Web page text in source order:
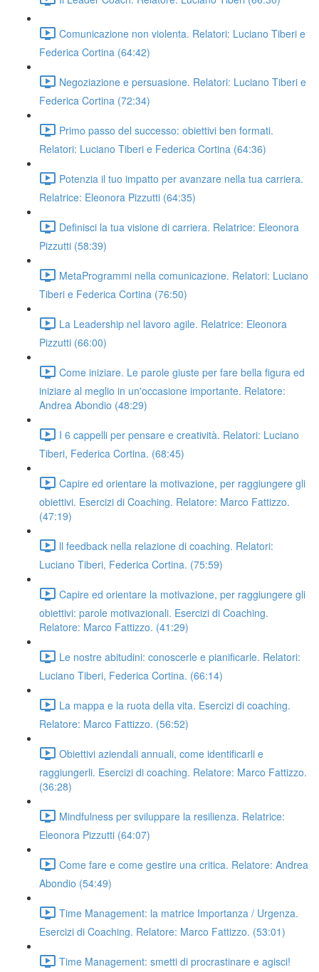
Comunicazione non violenta. Relatori: Luciano Tiberi e
Federica Cortina (64:42)
Negoziazione e persuasione. Relatori: Luciano Tiberi e
Federica Cortina (72:34)
Primo passo del successo: obiettivi ben formati.
Relatori: Luciano Tiberi e Federica Cortina (64:36)
Potenzia il tuo impatto per avanzare nella tua carriera.
Relatrice: Eleonora Pizzutti (64:35)
Definisci la tua visione di carriera. Relatrice: Eleonora
Pizzutti (58:39)
MetaProgrammi nella comunicazione. Relatori: Luciano
Tiberi e Federica Cortina (76:50)
La Leadership nel lavoro agile. Relatrice: Eleonora
Pizzutti (66:00)
Come iniziare. Le parole giuste per fare bella figura ed
iniziare al meglio in un'occasione importante. Relatore:
Andrea Abondio (48:29)
I 6 cappelli per pensare e creatività. Relatori: Luciano
Tiberi, Federica Cortina. (68:45)
Capire ed orientare la motivazione, per raggiungere gli
obiettivi. Esercizi di Coaching. Relatore: Marco Fattizzo.
(47:19)
ll feedback nella relazione di coaching. Relatori:
Luciano Tiberi, Federica Cortina. (75:59)
Capire ed orientare la motivazione, per raggiungere gli
obiettivi: parole motivazionali. Esercizi di Coaching.
Relatore: Marco Fattizzo. (41:29)
Le nostre abitudini: conoscerle e pianificarle. Relatori:
Luciano Tiberi, Federica Cortina. (66:14)
La mappa e la ruota della vita. Esercizi di coaching.
Relatore: Marco Fattizzo. (56:52)
Obiettivi aziendali annuali, come identificarli e
raggiungerli. Esercizi di coaching. Relatore: Marco Fattizzo.
(36:28)
Mindfulness per sviluppare la resilienza. Relatrice:
Eleonora Pizzutti (64:07)
Come fare e come gestire una critica. Relatore: Andrea
Abondio (54:49)
Time Management: la matrice Importanza / Urgenza.
Esercizi di Coaching. Relatore: Marco Fattizzo. (53:01)
Time Management: smetti di procrastinare e agisci!